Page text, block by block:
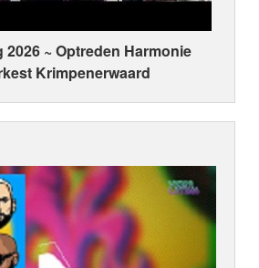
~ Optreden Harmonie
Krimpenerwaard